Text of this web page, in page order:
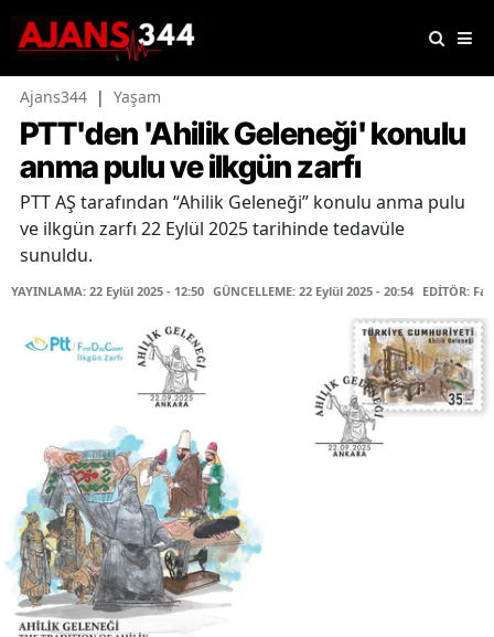
Ajans344 | Yaşam
PTT'den 'Ahilik Geleneği' konulu
anma pulu ve ilkgün zarfı
PTT AŞ tarafından “Ahilik Geleneği” konulu anma pulu
ve ilkgün zarfı 22 Eylül 2025 tarihinde tedavüle
sunuldu.
YAYINLAMA: 22 Eylül 2025 - 12:50 GÜNCELLEME: 22 Eylül 2025 - 20:54 EDİTÖR: